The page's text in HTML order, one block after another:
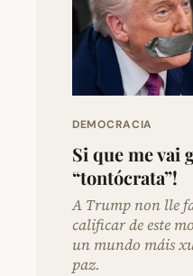
DEMOCRACIA
Si que me vai
“tontócrata”!
A Trump non lle
calificar de este
un mundo máis
paz.